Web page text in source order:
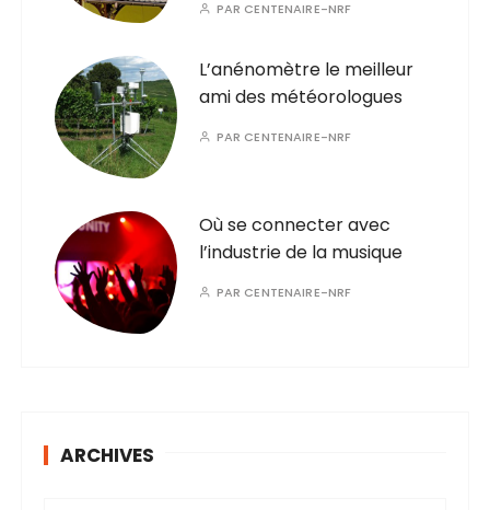
PAR CENTENAIRE-NRF
L’anénomètre le meilleur
ami des météorologues
PAR CENTENAIRE-NRF
Où se connecter avec
l’industrie de la musique
PAR CENTENAIRE-NRF
ARCHIVES